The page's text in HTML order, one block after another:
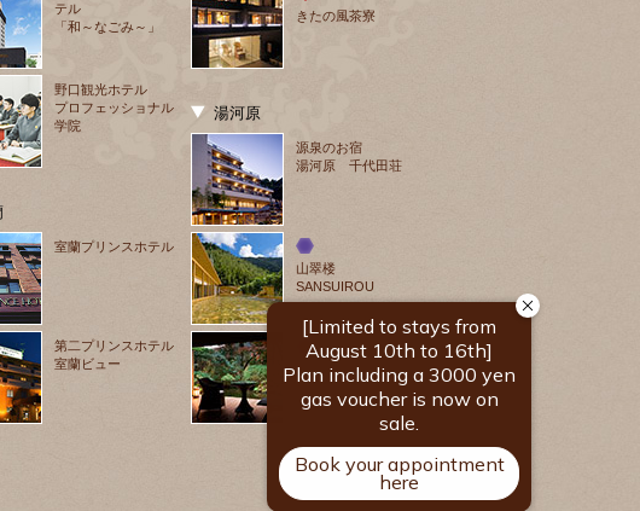
テル
「和～なごみ～」
野口観光ホテル
プロフェッショナル
学院
室蘭プリンスホテル
第二プリンスホテル
室蘭ビュー
きたの風茶寮
湯河原
源泉のお宿
湯河原 千代田荘
山翠楼
SANSUIROU
海石榴 つばき